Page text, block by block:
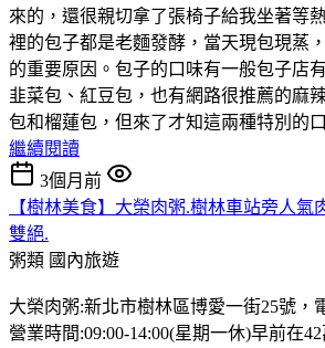
來的，還很親切拿了張椅子給我坐著等
裡的包子都是老麵發酵，當天現包現蒸
的重要原因。包子的口味有一般包子店
韭菜包、紅豆包，也有網路很推薦的麻
包和榴蓮包，但來了才知這兩種特別的
繼續閱讀
3個月前
【樹林美食】大榮肉粥.樹林車站旁人氣
雙絕.
粥類 國內旅遊
大榮肉粥:新北市樹林區博愛一街25號，
營業時間:09:00-14:00(星期一休)早前在